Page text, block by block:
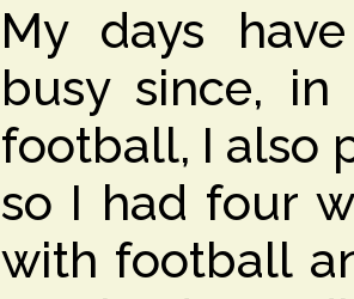
My days
busy since,
football, I also
so I had four
with football